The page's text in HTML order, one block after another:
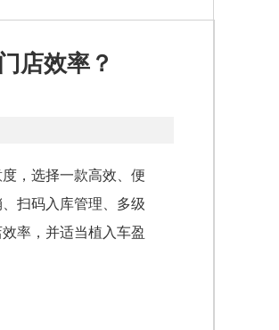
店效率？
，选择一款高效、便
扫码入库管理、多级
率，并适当植入车盈